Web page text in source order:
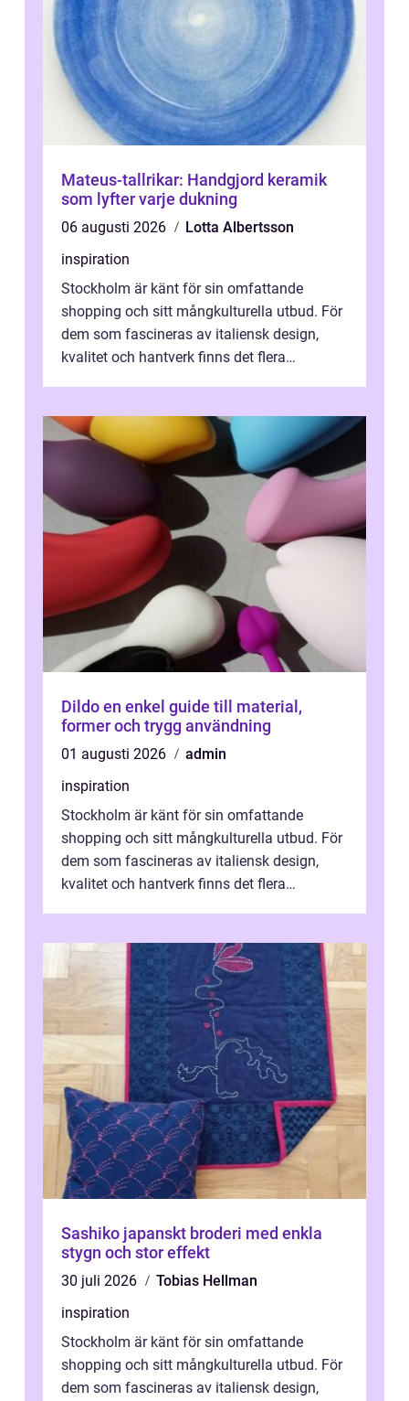
Mateus-tallrikar: Handgjord keramik
som lyfter varje dukning
06 augusti 2026
Lotta Albertsson
inspiration
Stockholm är känt för sin omfattande
shopping och sitt mångkulturella utbud. För
dem som fascineras av italiensk design,
kvalitet och hantverk finns det flera
Dildo en enkel guide till material,
former och trygg användning
01 augusti 2026
admin
inspiration
Stockholm är känt för sin omfattande
shopping och sitt mångkulturella utbud. För
dem som fascineras av italiensk design,
kvalitet och hantverk finns det flera
Sashiko japanskt broderi med enkla
stygn och stor effekt
30 juli 2026
Tobias Hellman
inspiration
Stockholm är känt för sin omfattande
shopping och sitt mångkulturella utbud. För
dem som fascineras av italiensk design,